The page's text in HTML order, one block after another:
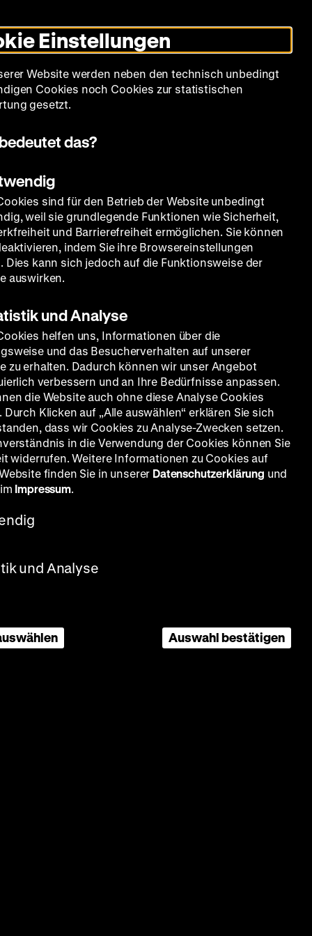
Modus
umschalten
Sprache
Filmreihen Über uns
Einstellungen
Website werden neben den technisch unbedingt
Cookies noch Cookies zur statistischen
gesetzt.
das?
sind für den Betrieb der Website unbedingt
weil sie grundlegende Funktionen wie Sicherheit,
und Barrierefreiheit ermöglichen. Sie können
indem Sie ihre Browsereinstellungen
Dies kann sich jedoch auf die Funktionsweise der
auswirken.
und Analyse
helfen uns, Informationen über die
und das Besucherverhalten auf unserer
zu erhalten. Dadurch können wir unser Angebot
verbessern und an Ihre Bedürfnisse anpassen.
die Website auch ohne diese Analyse Cookies
Durch Klicken auf „Alle auswählen“ erklären Sie sich
dass wir Cookies zu Analyse-Zwecken setzen.
in die Verwendung der Cookies können Sie
widerrufen. Weitere Informationen zu Cookies auf
finden Sie in unserer Datenschutzerklärung und
Impressum.
und Analyse
Auswahl bestätigen